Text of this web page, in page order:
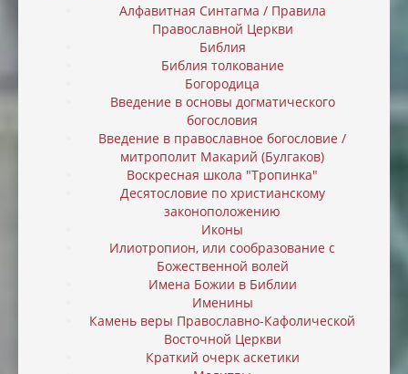
Алфавитная Синтагма / Правила
Православной Церкви
Библия
Библия толкование
Богородица
Введение в основы догматического
богословия
Введение в православное богословие /
митрополит Макарий (Булгаков)
Воскресная школа "Тропинка"
Десятословие по христианскому
законоположению
Иконы
Илиотропион, или cообразование с
Божественной волей
Имена Божии в Библии
Именины
Камень веры Православно-Кафолической
Восточной Церкви
Краткий очерк аскетики